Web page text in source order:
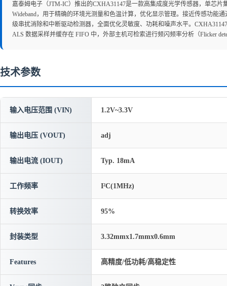
嘉泰姆电子（JTM-IC）推出的CXHA31147是一款高集成度光学传感器，单芯片
Wideband，用于精确的环境光测量和色温计算，优化显示管理。接近传感功能
级串扰消除和中断驱动检测器，全面优化灵敏度、功耗和噪声水平。
ALS 数据采样并缓存在 FIFO 中，外部主机可检索进行频闪频率分析（Flicker
技术参数
输入电压范围 (VIN) 1.2V~3.3V
输出电压 (VOUT) adj
输出电流 (IOUT) Typ. 18mA
工作频率 I²C(1MHz)
转换效率 95%
封装类型 3.32mmx1.7mmx0.6mm
Features 高精度/低功耗/高稳定性